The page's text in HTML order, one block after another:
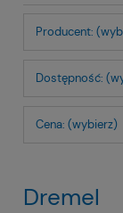
Producent:
Dostępność:
Cena: (wybierz)
Dremel